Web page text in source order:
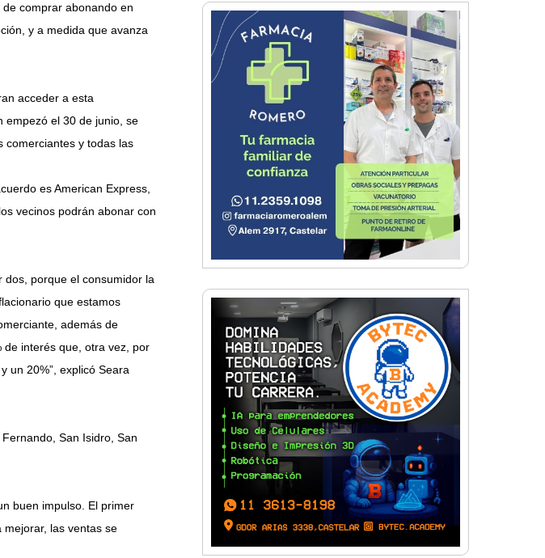
comprar abonando en
y a medida que avanza
acceder a esta
empezó el 30 de junio, se
comerciantes y todas las
es American Express,
vecinos podrán abonar con
dos, porque el consumidor la
que estamos
además de
de interés que, otra vez, por
un 20%”, explicó Seara
San Isidro, San
buen impulso. El primer
las ventas se